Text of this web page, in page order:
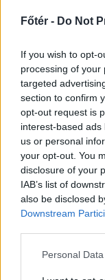
Főtér - Do Not
If you wish to opt-
processing of your
targeted
section to confirm
opt-out request is
interest-based
us or personal
your opt-out. You
disclosure of your
IAB’s list of
also be disclosed
Downstream
Personal
KRÓNIKA
Miért